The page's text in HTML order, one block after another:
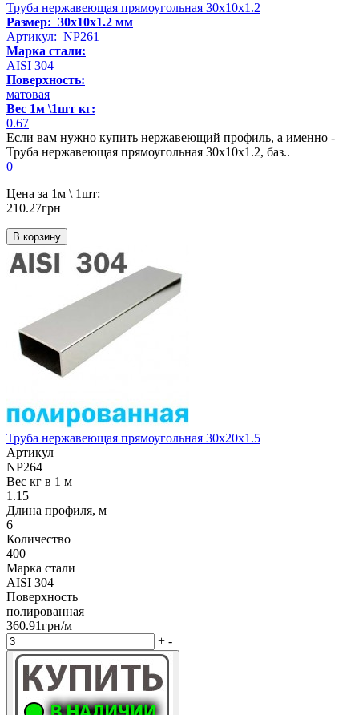
Труба нержавеющая прямоугольная 30х10х1.2
Размер: 30х10х1.2 мм
Артикул: NP261
Марка стали:
AISI 304
Поверхность:
матовая
Вес 1м \1шт кг:
0.67
Если вам нужно купить нержавеющий профиль, а именно -
Труба нержавеющая прямоугольная 30х10х1.2, баз..
0
Цена за 1м \ 1шт:
210.27грн
В корзину
Труба нержавеющая прямоугольная 30х20х1.5
Артикул
NP264
Вес кг в 1 м
1.15
Длина профиля, м
6
Количество
400
Марка стали
AISI 304
Поверхность
полированная
360.91грн/м
+ -